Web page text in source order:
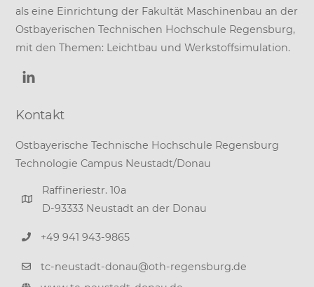
als eine Einrichtung der Fakultät Maschinenbau an der
Ostbayerischen Technischen Hochschule Regensburg,
mit den Themen: Leichtbau und Werkstoffsimulation.
Kontakt
Ostbayerische Technische Hochschule Regensburg
Technologie Campus Neustadt/Donau
Raffineriestr. 10a
D-93333 Neustadt an der Donau
+49 941 943-9865
tc-neustadt-donau@oth-regensburg.de